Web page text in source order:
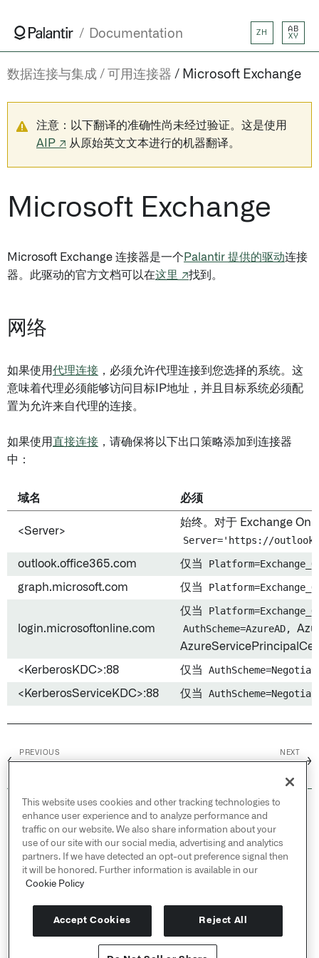
Documentation ZH
AB
XY
数据连接与集成 可用连接器 Microsoft Exchange
注意：以下翻译的准确性尚未经过验证。这是使用
AIP ↗ 从原始英文文本进行的机器翻译。
Microsoft Exchange
Microsoft Exchange 连接器是一个 Palantir 提供的驱动连接
器。此驱动的官方文档可以在这里 ↗找到。
网络
如果使用代理连接 ，必须允许代理连接到您选择的系统。这
意味着代理必须能够访问目标IP地址，并且目标系统必须配
置为允许来自代理的连接。
如果使用 直接连接 ，请确保将以下出口策略添加到连接器
中：
域名 必须
<Server>
始终。对于 Exchange
Server='https://
outlook.office365.com 仅当
graph.microsoft.com 仅当
login.microsoftonline.com
仅当
AuthScheme=AzureAD,
<KerberosKDC>:88 仅当
<KerberosServiceKDC>:88 仅当
←
PREVIOUS NEXT
→
© 2026 Palantir Technologies Inc. All rights
reserved.
Cookies Statement ↗
Privacy Statement ↗
Terms of Use ↗
Do Not Sell or Share My Personal Information
This website uses cookies and other tracking technologies to
enhance user experience and to analyze performance and
traffic on our website. We also share information about your
use of our site with our social media, advertising and analytics
partners. If we have detected an opt-out preference signal then
it will be honored. Further information is available in our
Cookie Policy
Accept Cookies Reject All